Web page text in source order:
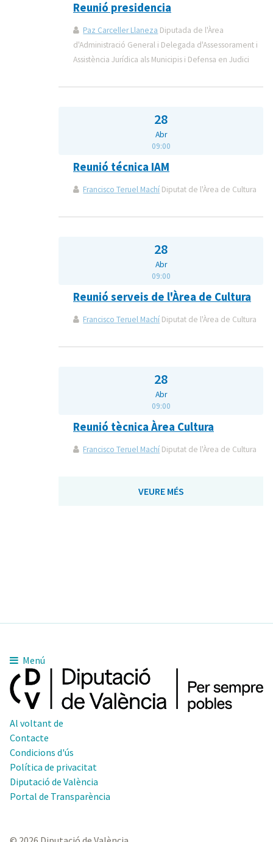
Reunió presidencia
Paz Carceller Llaneza Diputada de l'Àrea
d'Administració General i Delegada d'Assessorament i
Assistència Jurídica als Municipis i Defensa en Judici
28
Abr
09:00
Reunió técnica IAM
Francisco Teruel Machí Diputat de l'Àrea de Cultura
28
Abr
09:00
Reunió serveis de l'Àrea de Cultura
Francisco Teruel Machí Diputat de l'Àrea de Cultura
28
Abr
09:00
Reunió tècnica Àrea Cultura
Francisco Teruel Machí Diputat de l'Àrea de Cultura
VEURE MÉS
Menú
Al voltant de
Contacte
Condicions d'ús
Política de privacitat
Diputació de València
Portal de Transparència